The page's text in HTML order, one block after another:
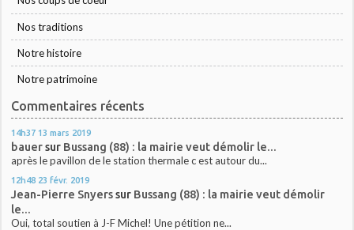
Nos traditions
Notre histoire
Notre patrimoine
Commentaires récents
14h37 13 mars 2019
bauersur Bussang (88) : la mairie veut démolir le...
après le pavillon de le station thermale c est autour du...
12h48 23 févr. 2019
Jean-Pierre Snyerssur Bussang (88) : la mairie veut démolir
le...
Oui, total soutien à J-F Michel! Une pétition ne...